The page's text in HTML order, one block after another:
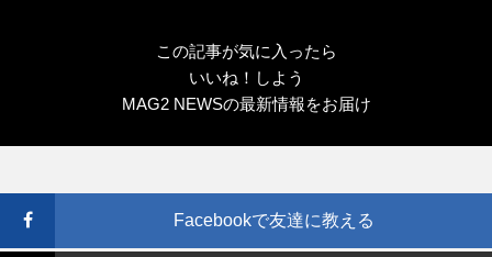
この記事が気に入ったら
いいね！しよう
MAG2 NEWSの最新情報をお届け
Facebookで友達に教える